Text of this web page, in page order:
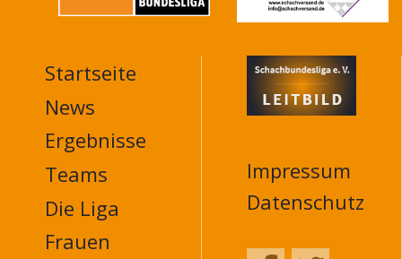
MAIN
NAVIGATION
FOOTER
Startseite
News
Ergebnisse
Teams
Die Liga
Frauen
Impressum
Datenschutz